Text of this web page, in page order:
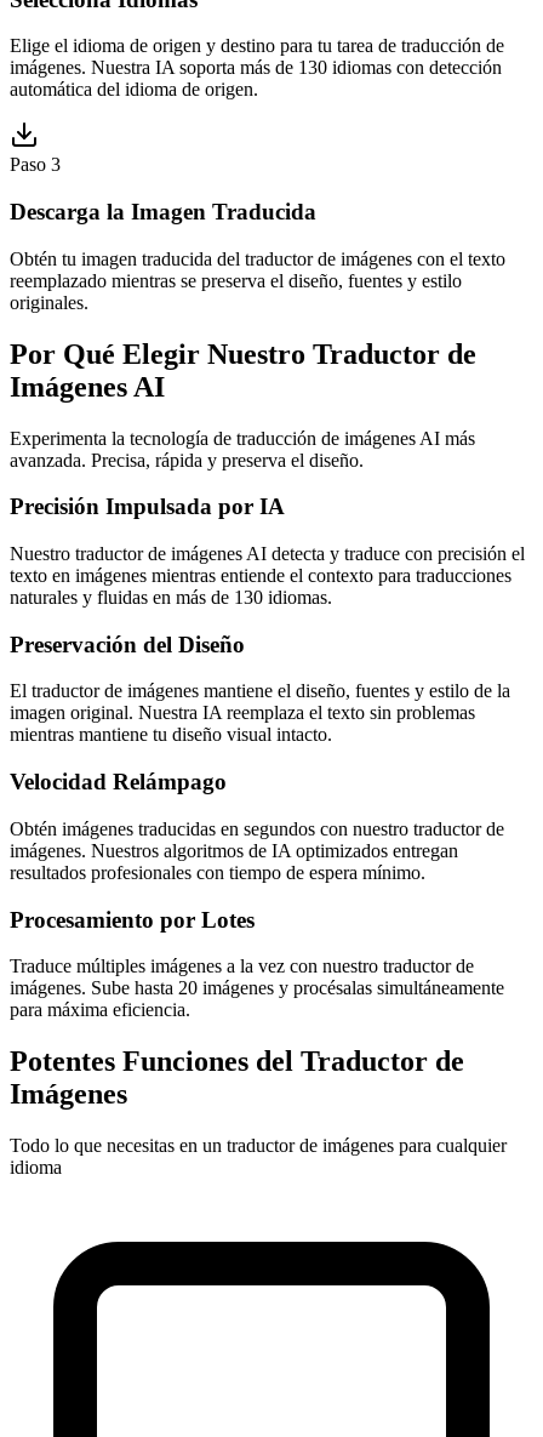
Elige el idioma de origen y destino para tu tarea de traducción de
imágenes. Nuestra IA soporta más de 130 idiomas con detección
automática del idioma de origen.
Paso 3
Descarga la Imagen Traducida
Obtén tu imagen traducida del traductor de imágenes con el texto
reemplazado mientras se preserva el diseño, fuentes y estilo
originales.
Por Qué Elegir Nuestro Traductor de
Imágenes AI
Experimenta la tecnología de traducción de imágenes AI más
avanzada. Precisa, rápida y preserva el diseño.
Precisión Impulsada por IA
Nuestro traductor de imágenes AI detecta y traduce con precisión el
texto en imágenes mientras entiende el contexto para traducciones
naturales y fluidas en más de 130 idiomas.
Preservación del Diseño
El traductor de imágenes mantiene el diseño, fuentes y estilo de la
imagen original. Nuestra IA reemplaza el texto sin problemas
mientras mantiene tu diseño visual intacto.
Velocidad Relámpago
Obtén imágenes traducidas en segundos con nuestro traductor de
imágenes. Nuestros algoritmos de IA optimizados entregan
resultados profesionales con tiempo de espera mínimo.
Procesamiento por Lotes
Traduce múltiples imágenes a la vez con nuestro traductor de
imágenes. Sube hasta 20 imágenes y procésalas simultáneamente
para máxima eficiencia.
Potentes Funciones del Traductor de
Imágenes
Todo lo que necesitas en un traductor de imágenes para cualquier
idioma